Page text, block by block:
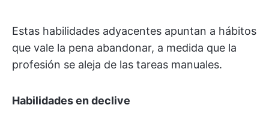
Estas habilidades adyacentes apuntan a hábitos
que vale la pena abandonar, a medida que la
profesión se aleja de las tareas manuales.
Habilidades en declive